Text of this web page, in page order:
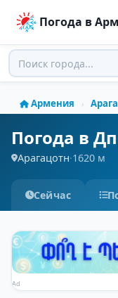
Погода в
Армения ›
Погода в
Арагацотн·1620 м
Сейчас
Ad